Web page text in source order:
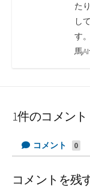
た
し
す
馬
1件のコメント
コメント 0
コメントを残